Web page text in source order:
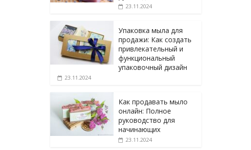
23.11.2024
Упаковка мыла для
продажи: Как создать
привлекательный и
функциональный
упаковочный дизайн
23.11.2024
Как продавать мыло
онлайн: Полное
руководство для
начинающих
23.11.2024